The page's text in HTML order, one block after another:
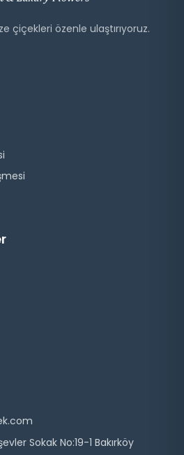
çiçekleri özenle ulaştırıyoruz.
Sokak No:19-1 Bakırköy